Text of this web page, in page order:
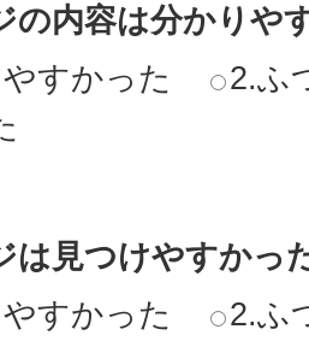
の内容は分かりや
すかった
2.ふ
は見つけやすかっ
すかった
2.ふ